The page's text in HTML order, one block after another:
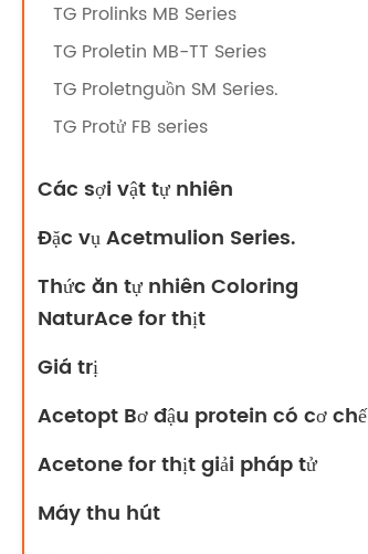
TG Prolinks MB Series
TG Proletin MB-TT Series
TG Proletnguồn SM Series.
TG Protử FB series
Các sợi vật tự nhiên
Đặc vụ Acetmulion Series.
Thức ăn tự nhiên Coloring
NaturAce for thịt
Giá trị
Acetopt Bơ đậu protein có cơ chế
Acetone for thịt giải pháp tử
Máy thu hút